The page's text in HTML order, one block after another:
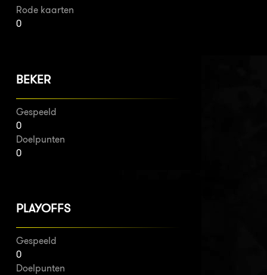
Rode kaarten
0
BEKER
Gespeeld
0
Doelpunten
0
PLAYOFFS
Gespeeld
0
Doelpunten